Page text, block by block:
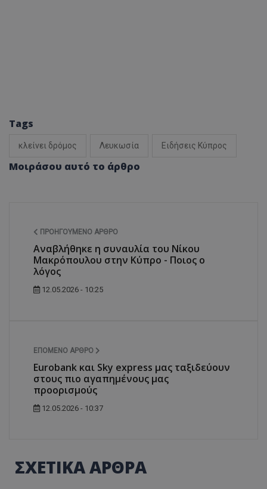
Tags
κλείνει δρόμος Λευκωσία Ειδήσεις Κύπρος
Μοιράσου αυτό το άρθρο
ΠΡΟΗΓΟΎΜΕΝΟ ΆΡΘΡΟ
Αναβλήθηκε η συναυλία του Νίκου
Μακρόπουλου στην Κύπρο - Ποιος ο
λόγος
12.05.2026 - 10:25
ΕΠΌΜΕΝΟ ΆΡΘΡΟ
Eurobank και Sky express μας ταξιδεύουν
στους πιο αγαπημένους μας
προορισμούς
12.05.2026 - 10:37
ΣΧΕΤΙΚΑ ΑΡΘΡΑ